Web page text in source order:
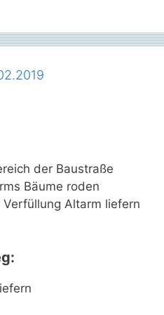
der Baustraße
Bäume roden
Altarm liefern